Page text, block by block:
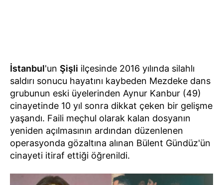
İstanbul'un Şişli ilçesinde 2016 yılında silahlı
saldırı sonucu hayatını kaybeden Mezdeke dans
grubunun eski üyelerinden Aynur Kanbur (49)
cinayetinde 10 yıl sonra dikkat çeken bir gelişme
yaşandı. Faili meçhul olarak kalan dosyanın
yeniden açılmasının ardından düzenlenen
operasyonda gözaltına alınan Bülent Gündüz'ün
cinayeti itiraf ettiği öğrenildi.